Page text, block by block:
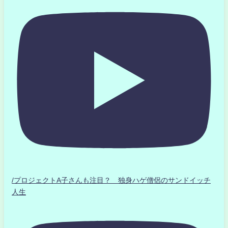
/プロジェクトA子さんも注目？ 独身ハゲ僧侶のサンドイッチ
人生